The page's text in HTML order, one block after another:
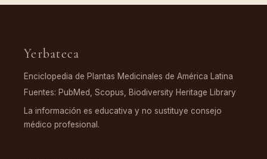
Yerbateca
Enciclopedia de Plantas Medicinales de América Latina
Fuentes: PubMed, Scopus, Biodiversity Heritage Library
La información es educativa y no sustituye consejo
médico profesional.